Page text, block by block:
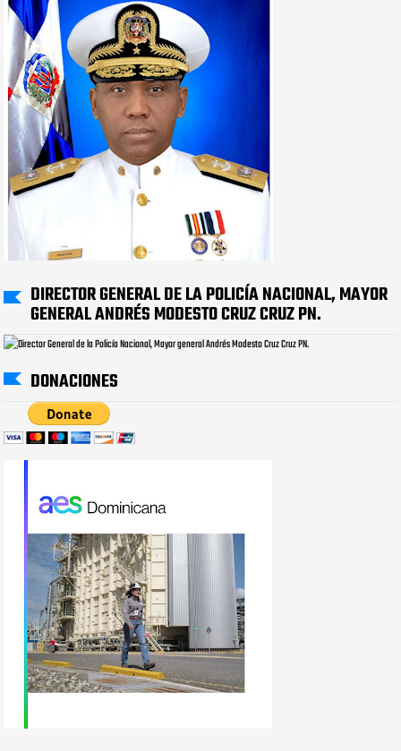
DIRECTOR GENERAL DE LA POLICÍA NACIONAL, MAYOR
GENERAL ANDRÉS MODESTO CRUZ CRUZ PN.
DONACIONES